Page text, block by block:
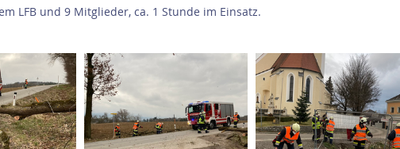
LFB und 9 Mitglieder, ca. 1 Stunde im Einsatz.